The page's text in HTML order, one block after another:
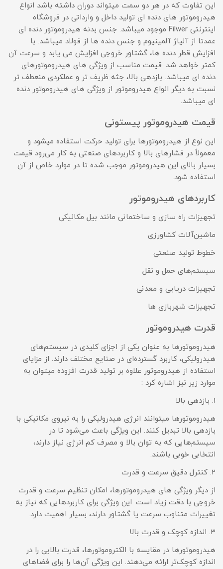
این تفاوت که در هر دو سمت میتواند دوران داشته باشد انواع
هیدروموتور های دنده ای تولید داخل و وارداتی در فروشگاه
اینترنتی Filwer موجود میباشد. جنس بدنه هیدروموتور دنده ای
عمدتا از آلیاژ آلمینیوم و جنس دنده ها از فولاد میباشد. با
افزایش قطر دنده ها، گشتاور خروجی افزایش می یابد و سرعت آن
کمتر خواهد شد. قیمت مناسب از ویژگی های هیدروموتورهای
دنده ای میباشد. بازدهی بالا، جثه ظریف تر و عملکردی منعطف تر
نسبت به دیگر انواع هیدروموتور از ویژگی های هیدروموتور دنده
ای میباشد.
قیمت هیدروموتور پیستونی
این نوع از هیدروموتورها برای تولید حرکت استفاده میشود و
معمولاً در فشارهای بالا و کاربردهای صنعتی به کار می‌رود قیمت
بسیار بالای این هیدروموتور موجب شده تا در موارد خاص از آن
استفاده شود.
کاربردهای هیدروموتور
تجهیزات راه‌ سازی و ساختمانی مانند بیل مکانیکی
ماشین‌آلات کشاورزی
خطوط تولید صنعتی
سیستم‌های حمل و نقل
تجهیزات دریایی و معدنی
تجهیزات شهربازی ها
قدرت هیدروموتور
هیدروموتورها به عنوان یکی از اجزای کلیدی در سیستم‌های
هیدرولیکی، کاربرد گسترده‌ای در صنایع مختلف دارند. از مزایای
استفاده از هیدروموتور علاوه بر تولید قدرت افزوده میتوان به
موارد زیر نیز اشاره کرد :
1. بازدهی بالا
هیدروموتورها میتوانند انرژی هیدرولیکی را به نیروی مکانیکی با
بازدهی بالا تبدیل کنند. این ویژگی باعث می‌شود تا در
سیستم‌هایی که به توان بالا و مصرف کم انرژی نیاز دارند،
انتخابی خوبی باشند.
2. کنترل دقیق سرعت و قدرت
از دیگر ویژگی های هیدروموتورها، امکان تنظیم سرعت و قدرت
خروجی با دقت زیاد است. این ویژگی برای کاربردهایی که نیاز به
تغییرات متناوب سرعت یا گشتاور دارند، بسیار اهمیت دارد.
3. اندازه کوچک و قدرت بالا
هیدروموتورها در مقایسه با الکتروموتورها، قدرت بالایی را در
اندازه کوچک‌تر ارائه می‌دهند. این ویژگی آن‌ها را برای فضاهای